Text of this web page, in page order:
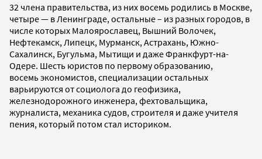
32 члена правительства, из них восемь родились в Москве,
четыре — в Ленинграде, остальные – из разных городов, в
числе которых Малоярославец, Вышний Волочек,
Нефтекамск, Липецк, Мурманск, Астрахань, Южно-
Сахалинск, Бугульма, Мытищи и даже Франкфурт-на-
Одере. Шесть юристов по первому образованию,
восемь экономистов, специализации остальных
варьируются от социолога до геофизика,
железнодорожного инженера, фехтовальщика,
журналиста, механика судов, строителя и даже учителя
пения, который потом стал историком.